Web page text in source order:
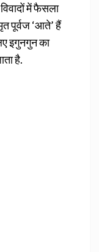
में फैसला
पूर्वज ‘आते’ हैं
इगुनगुन का
है.